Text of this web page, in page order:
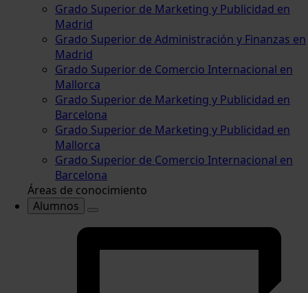
Grado Superior de Marketing y Publicidad en
Madrid
Grado Superior de Administración y Finanzas en
Madrid
Grado Superior de Comercio Internacional en
Mallorca
Grado Superior de Marketing y Publicidad en
Barcelona
Grado Superior de Marketing y Publicidad en
Mallorca
Grado Superior de Comercio Internacional en
Barcelona
Áreas de conocimiento
Alumnos